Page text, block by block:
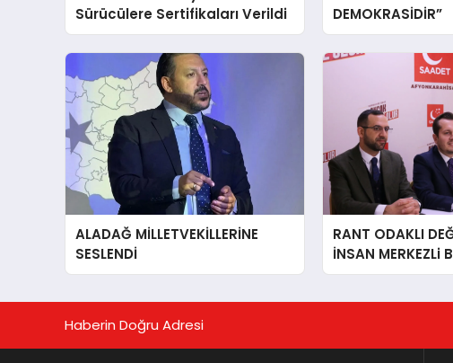
Sürücülere Sertifikaları Verildi
DEMOKRASİDİR”
ALADAĞ MİLLETVEKİLLERİNE
SESLENDİ
RANT ODAKLI
İNSAN MERKEZLi
İÇiN
Haberin Doğru Adresi